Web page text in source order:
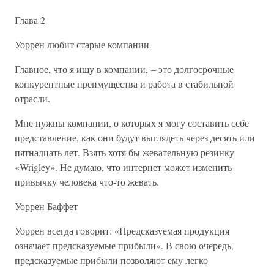
Глава 2
Уоррен любит старые компании
Главное, что я ищу в компании, – это долгосрочные
конкурентные преимущества и работа в стабильной
отрасли.
Мне нужны компании, о которых я могу составить себе
представление, как они будут выглядеть через десять или
пятнадцать лет. Взять хотя бы жевательную резинку
«Wrigley». Не думаю, что интернет может изменить
привычку человека что-то жевать.
Уоррен Баффет
Уоррен всегда говорит: «Предсказуемая продукция
означает предсказуемые прибыли». В свою очередь,
предсказуемые прибыли позволяют ему легко